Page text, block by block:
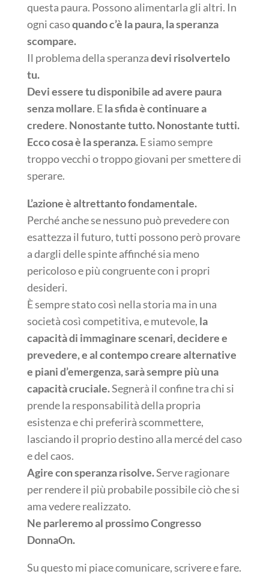
questa paura. Possono alimentarla gli altri. In
ogni casoquando c’è la paura, la speranza
scompare.
Il problema della speranzadevi risolvertelo
tu.
Devi essere tu disponibile ad avere paura
senza mollare. Ela sfida è continuare a
credere. Nonostante tutto. Nonostante tutti.
Ecco cosa è la speranza.E siamo sempre
troppo vecchi o troppo giovani per smettere di
sperare.
L’azione è altrettanto fondamentale.
Perché anche se nessuno può prevedere con
esattezza il futuro, tutti possono però provare
a dargli delle spinte affinché sia meno
pericoloso e più congruente con i propri
desideri.
È sempre stato così nella storia ma in una
società così competitiva, e mutevole, la
capacità di immaginare scenari, decidere e
prevedere, e al contempo creare alternative
e piani d’emergenza, sarà sempre più una
capacità cruciale.Segnerà il confine tra chi si
prende la responsabilità della propria
esistenza e chi preferirà scommettere,
lasciando il proprio destino alla mercé del caso
e del caos.
Agire con speranza risolve.Serve ragionare
per rendere il più probabile possibile ciò che si
ama vedere realizzato.
Ne parleremo al prossimo Congresso
DonnaOn.
Su questo mi piace comunicare, scrivere e fare.